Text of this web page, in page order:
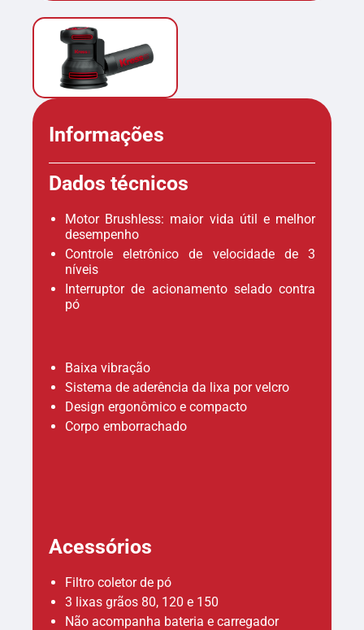
Informações
Dados técnicos
Motor Brushless: maior vida útil e melhor
desempenho
Controle eletrônico de velocidade de 3
níveis
Interruptor de acionamento selado contra
pó
Baixa vibração
Sistema de aderência da lixa por velcro
Design ergonômico e compacto
Corpo emborrachado
Acessórios
Filtro coletor de pó
3 lixas grãos 80, 120 e 150
Não acompanha bateria e carregador